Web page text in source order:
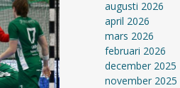
augusti 2026
april 2026
mars 2026
februari 2026
december 2025
november 2025